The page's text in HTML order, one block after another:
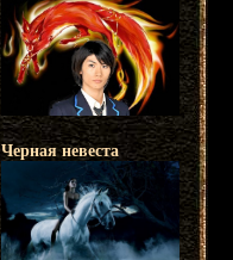
Черная невеста